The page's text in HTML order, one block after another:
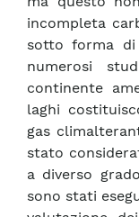
incompleta
sotto forma di
numerosi
continente
laghi
gas
stato
a diverso
sono stati